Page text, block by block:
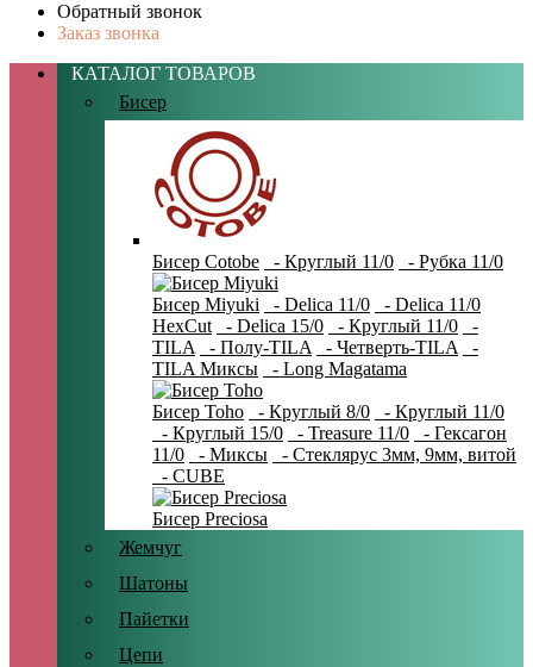
Обратный звонок
Заказ звонка
КАТАЛОГ ТОВАРОВ
Бисер
Бисер Cotobe - Круглый 11/0 - Рубка 11/0
Бисер Miyuki - Delica 11/0
- Delica 11/0
HexCut
- Delica 15/0 - Круглый 11/0
-
TILA
- Полу-TILA - Четверть-TILA
-
TILA Миксы
- Long Magatama
Бисер Toho - Круглый 8/0
- Круглый 11/0
- Круглый 15/0
- Treasure 11/0
- Гексагон
11/0
- Миксы
- Стеклярус 3мм, 9мм, витой
- CUBE
Бисер Preciosa
Жемчуг
Шатоны
Пайетки
Цепи